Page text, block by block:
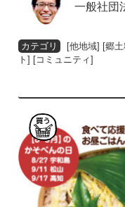
一般社団
[他地域] [郷
ト] [コミュニティ]
う